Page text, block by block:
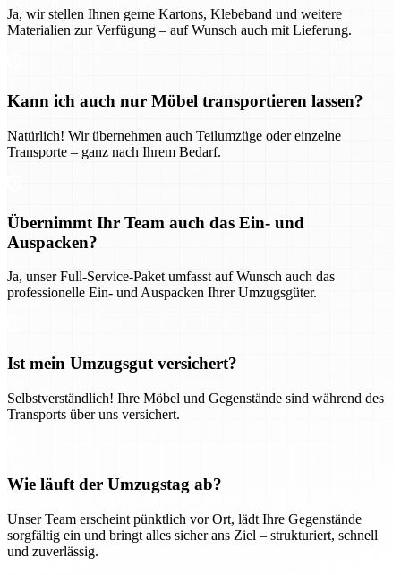
Ja, wir stellen Ihnen gerne Kartons, Klebeband und weitere
Materialien zur Verfügung – auf Wunsch auch mit Lieferung.
Kann ich auch nur Möbel transportieren lassen?
Natürlich! Wir übernehmen auch Teilumzüge oder einzelne
Transporte – ganz nach Ihrem Bedarf.
Übernimmt Ihr Team auch das Ein- und
Auspacken?
Ja, unser Full-Service-Paket umfasst auf Wunsch auch das
professionelle Ein- und Auspacken Ihrer Umzugsgüter.
Ist mein Umzugsgut versichert?
Selbstverständlich! Ihre Möbel und Gegenstände sind während des
Transports über uns versichert.
Wie läuft der Umzugstag ab?
Unser Team erscheint pünktlich vor Ort, lädt Ihre Gegenstände
sorgfältig ein und bringt alles sicher ans Ziel – strukturiert, schnell
und zuverlässig.